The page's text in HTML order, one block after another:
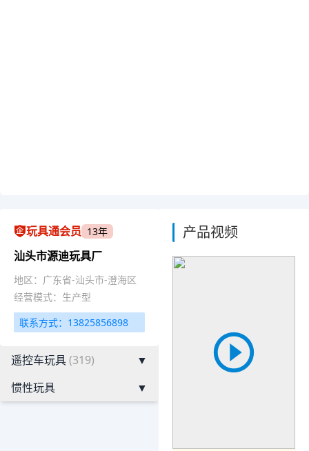
玩具通会员 13年
汕头市源迪玩具厂
地区：广东省-汕头市-澄海区
经营模式：生产型
联系方式：13825856898
遥控车玩具(319)
▼
惯性玩具
▼
产品视频